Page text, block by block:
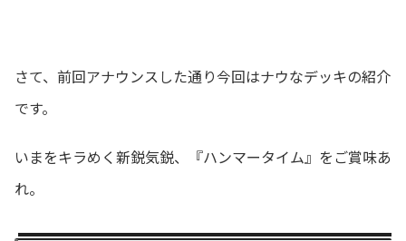
さて、前回アナウンスした通り今回はナウなデッキの紹介
です。
いまをキラめく新鋭気鋭、『ハンマータイム』をご賞味あ
れ。